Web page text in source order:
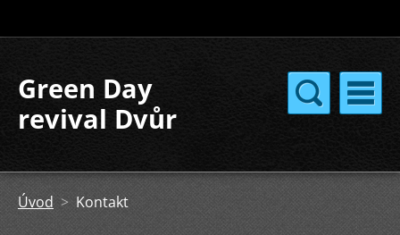
Green Day
revival Dvůr
Úvod > Kontakt